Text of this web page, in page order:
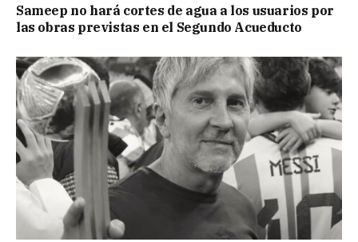
Sameep no hará cortes de agua a los usuarios por
las obras previstas en el Segundo Acueducto